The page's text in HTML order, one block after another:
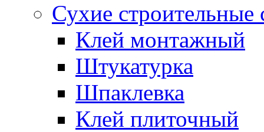
Сухие
Клей монтажный
Штукатурка
Шпаклевка
Клей плиточный